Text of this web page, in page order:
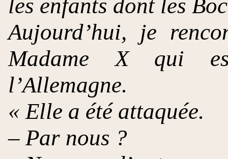
les enfants dont les
Aujourd’hui, je
Madame X qui
l’Allemagne.
« Elle a été attaquée.
– Par nous ?